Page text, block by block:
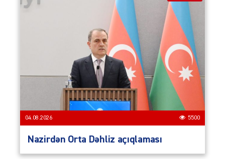
04.08.2026 5500
Nazirdən Orta Dəhliz açıqlaması